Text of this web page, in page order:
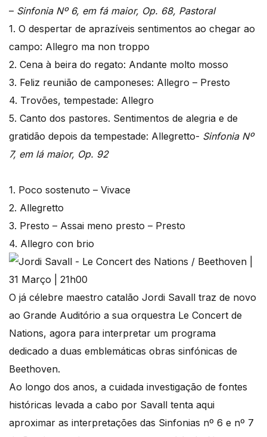
– Sinfonia Nº 6, em fá maior, Op. 68, Pastoral
1. O despertar de aprazíveis sentimentos ao chegar ao
campo: Allegro ma non troppo
2. Cena à beira do regato: Andante molto mosso
3. Feliz reunião de camponeses: Allegro – Presto
4. Trovões, tempestade: Allegro
5. Canto dos pastores. Sentimentos de alegria e de
gratidão depois da tempestade: Allegretto- Sinfonia Nº
7, em lá maior, Op. 92
1. Poco sostenuto – Vivace
2. Allegretto
3. Presto – Assai meno presto – Presto
4. Allegro con brio
O já célebre maestro catalão Jordi Savall traz de novo
ao Grande Auditório a sua orquestra Le Concert de
Nations, agora para interpretar um programa
dedicado a duas emblemáticas obras sinfónicas de
Beethoven.
Ao longo dos anos, a cuidada investigação de fontes
históricas levada a cabo por Savall tenta aqui
aproximar as interpretações das Sinfonias nº 6 e nº 7